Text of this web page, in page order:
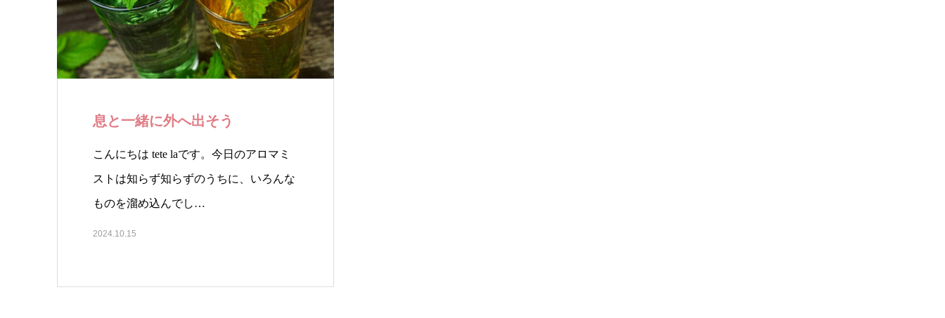
息と一緒に外へ出そう
こんにちは tete laです。今日のアロマミ
ストは知らず知らずのうちに、いろんな
ものを溜め込んでし…
2024.10.15